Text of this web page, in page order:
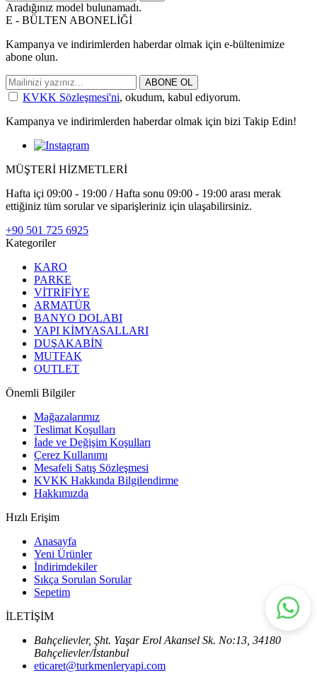
Aradığınız model bulunamadı.
E - BÜLTEN ABONELİĞİ
Kampanya ve indirimlerden haberdar olmak için e-bültenimize
abone olun.
ABONE OL
KVKK Sözleşmesi'ni, okudum, kabul ediyorum.
Kampanya ve indirimlerden haberdar olmak için bizi Takip Edin!
MÜŞTERİ HİZMETLERİ
Hafta içi 09:00 - 19:00 / Hafta sonu 09:00 - 19:00 arası merak
ettiğiniz tüm sorular ve siparişleriniz için ulaşabilirsiniz.
+90 501 725 6925
Kategoriler
KARO
PARKE
VİTRİFİYE
ARMATÜR
BANYO DOLABI
YAPI KİMYASALLARI
DUŞAKABİN
MUTFAK
OUTLET
Önemli Bilgiler
Mağazalarımız
Teslimat Koşulları
İade ve Değişim Koşulları
Çerez Kullanımı
Mesafeli Satış Sözleşmesi
KVKK Hakkında Bilgilendirme
Hakkımızda
Hızlı Erişim
Anasayfa
Yeni Ürünler
İndirimdekiler
Sıkça Sorulan Sorular
Sepetim
İLETİŞİM
Bahçelievler, Şht. Yaşar Erol Akansel Sk. No:13, 34180
Bahçelievler/İstanbul
eticaret@turkmenleryapi.com